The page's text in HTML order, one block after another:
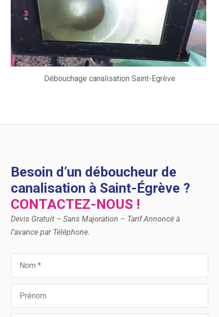
Débouchage canalisation Saint-Egrève
Besoin d’un déboucheur de
canalisation à Saint-Égrève ?
CONTACTEZ-NOUS !
Devis Gratuit – Sans Majoration – Tarif Annoncé à
l’avance par Téléphone.